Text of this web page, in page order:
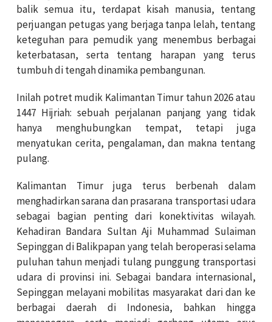
balik semua itu, terdapat kisah manusia, tentang
perjuangan petugas yang berjaga tanpa lelah, tentang
keteguhan para pemudik yang menembus berbagai
keterbatasan, serta tentang harapan yang terus
tumbuh di tengah dinamika pembangunan.
Inilah potret mudik Kalimantan Timur tahun 2026 atau
1447 Hijriah: sebuah perjalanan panjang yang tidak
hanya menghubungkan tempat, tetapi juga
menyatukan cerita, pengalaman, dan makna tentang
pulang.
Kalimantan Timur juga terus berbenah dalam
menghadirkan sarana dan prasarana transportasi udara
sebagai bagian penting dari konektivitas wilayah.
Kehadiran Bandara Sultan Aji Muhammad Sulaiman
Sepinggan di Balikpapan yang telah beroperasi selama
puluhan tahun menjadi tulang punggung transportasi
udara di provinsi ini. Sebagai bandara internasional,
Sepinggan melayani mobilitas masyarakat dari dan ke
berbagai daerah di Indonesia, bahkan hingga